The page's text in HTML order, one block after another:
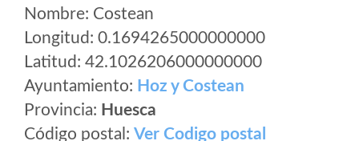
Nombre: Costean
Longitud: 0.1694265000000000
Latitud: 42.1026206000000000
Ayuntamiento: Hoz y Costean
Provincia: Huesca
Código postal: Ver Codigo postal